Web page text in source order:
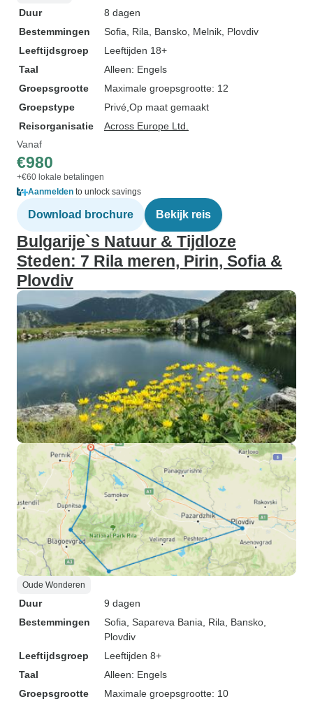
Duur
8 dagen
Bestemmingen
Sofia , Rila , Bansko , Melnik , Plovdiv
Leeftijdsgroep
Leeftijden 18+
Taal
Alleen: Engels
Groepsgrootte
Maximale groepsgrootte: 12
Groepstype
Privé Op maat gemaakt
Reisorganisatie
Across Europe Ltd.
Vanaf
€980
+€60 lokale betalingen
Aanmelden to unlock savings
Download brochure Bekijk reis
Bulgarije`s Natuur & Tijdloze
Steden: 7 Rila meren, Pirin, Sofia &
Plovdiv
Oude Wonderen
Duur
9 dagen
Bestemmingen
Sofia , Sapareva Bania , Rila , Bansko
Plovdiv
Leeftijdsgroep
Leeftijden 8+
Taal
Alleen: Engels
Groepsgrootte
Maximale groepsgrootte: 10